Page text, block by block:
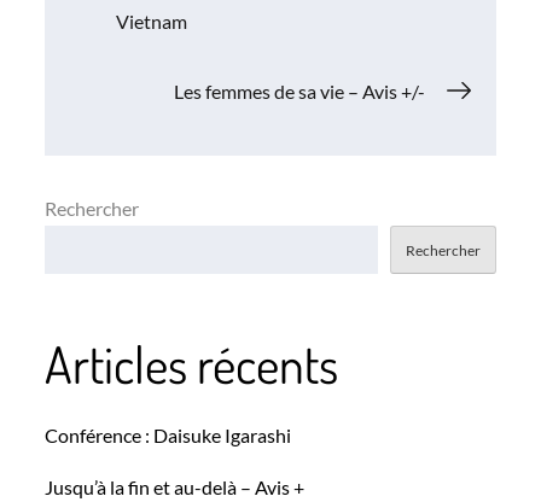
Vietnam
Les femmes de sa vie – Avis +/-
Rechercher
Rechercher
Articles récents
Conférence : Daisuke Igarashi
Jusqu’à la fin et au-delà – Avis +